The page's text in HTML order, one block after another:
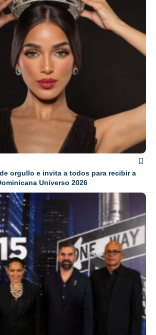
orgullo e invita a todos para recibir a
Universo 2026